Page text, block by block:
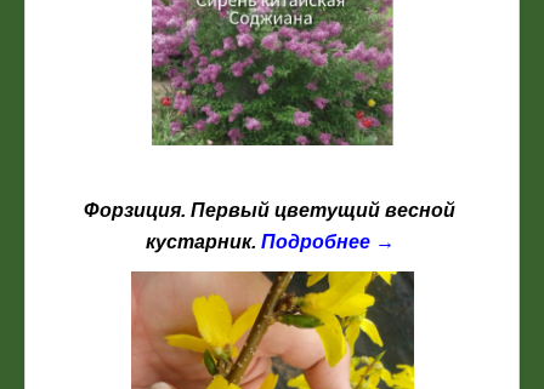
Форзиция. Первый цветущий весной
кустарник. Подробнее →